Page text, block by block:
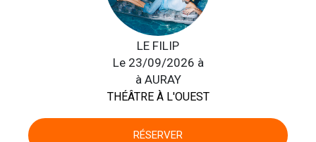
LE FILIP
Le 23/09/2026 à
à AURAY
THÉÂTRE À L'OUEST
RÉSERVER